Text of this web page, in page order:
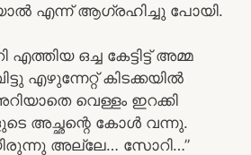
എന്ന് ആഗ്രഹിച്ചു പോയി.
എത്തിയ ഒച്ച കേട്ടിട്ട് അമ്മ
എഴുന്നേറ്റ് കിടക്കയിൽ
വെള്ളം ഇറക്കി
അച്ഛന്റെ കോൾ വന്നു.
അല്ലേ… സോറി…”